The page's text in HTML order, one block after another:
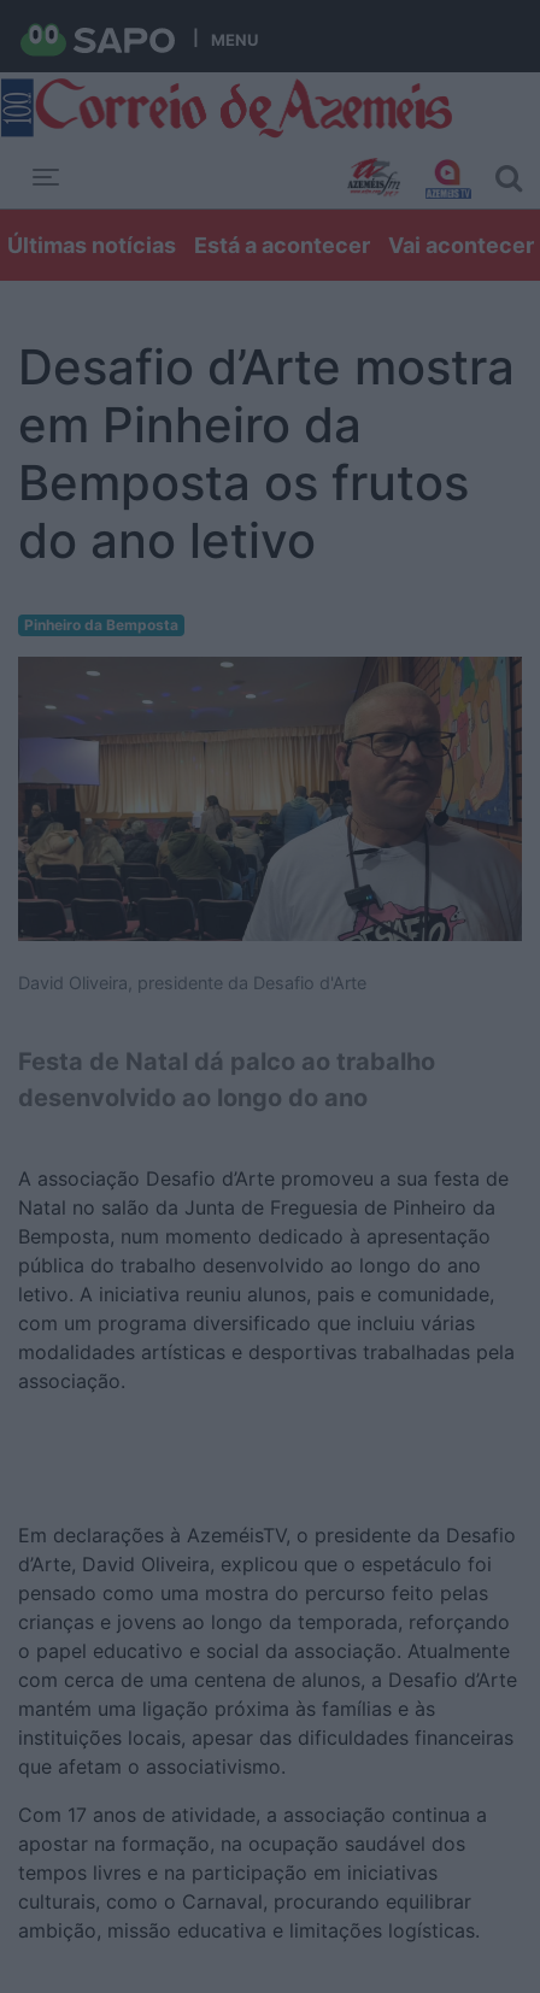
MENU
Últimas notícias Está a acontecer Vai acontecer
Desafio d’Arte mostra
em Pinheiro da
Bemposta os frutos
do ano letivo
Pinheiro da Bemposta
David Oliveira, presidente da Desafio d'Arte
Festa de Natal dá palco ao trabalho
desenvolvido ao longo do ano
A associação Desafio d’Arte promoveu a sua festa de
Natal no salão da Junta de Freguesia de Pinheiro da
Bemposta, num momento dedicado à apresentação
pública do trabalho desenvolvido ao longo do ano
letivo. A iniciativa reuniu alunos, pais e comunidade,
com um programa diversificado que incluiu várias
modalidades artísticas e desportivas trabalhadas pela
associação.
Em declarações à AzeméisTV, o presidente da Desafio
d’Arte, David Oliveira, explicou que o espetáculo foi
pensado como uma mostra do percurso feito pelas
crianças e jovens ao longo da temporada, reforçando
o papel educativo e social da associação. Atualmente
com cerca de uma centena de alunos, a Desafio d’Arte
mantém uma ligação próxima às famílias e às
instituições locais, apesar das dificuldades financeiras
que afetam o associativismo.
Com 17 anos de atividade, a associação continua a
apostar na formação, na ocupação saudável dos
tempos livres e na participação em iniciativas
culturais, como o Carnaval, procurando equilibrar
ambição, missão educativa e limitações logísticas.